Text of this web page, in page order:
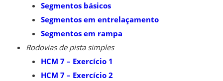
Segmentos básicos
Segmentos em entrelaçamento
Segmentos em rampa
Rodovias de pista simples
HCM 7 – Exercício 1
HCM 7 – Exercício 2